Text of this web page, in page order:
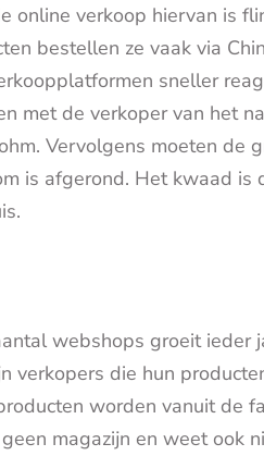
online verkoop hiervan is
bestellen ze vaak via
sneller
met de verkoper van het
Vervolgens moeten de
is afgerond. Het kwaad is
webshops groeit ieder
verkopers die hun
worden vanuit de
magazijn en weet ook